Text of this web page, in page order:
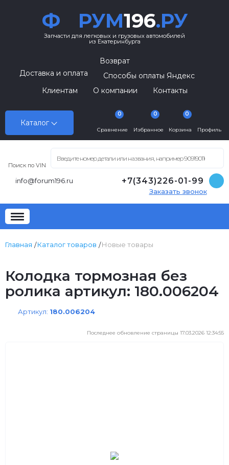
Ф РУМ196.РУ
Запчасти для легковых и грузовых автомобилей
из Екатеринбурга
Каталог
Возврат
Доставка и оплата
Способы оплаты Яндекс
Клиентам
О компании Контакты
Сравнение
0
Избранное
0
Корзина
0
Профиль
Поиск по VIN
info@forum196.ru +7(343)226-01-99
Заказать звонок
Главная Каталог товаров Новые товары
Колодка тормозная без
ролика артикул: 180.006204
Артикул: 180.006204
Последнее обновление страницы 17.03.2026 12:34:55